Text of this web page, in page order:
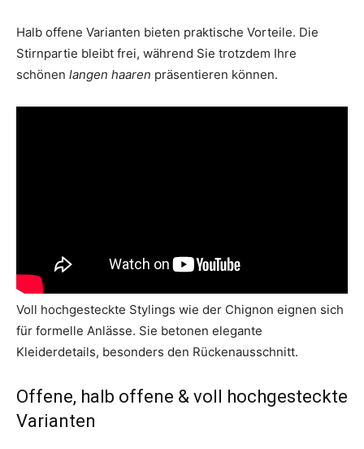
Halb offene Varianten bieten praktische Vorteile. Die
Stirnpartie bleibt frei, während Sie trotzdem Ihre
schönen langen haaren präsentieren können.
Voll hochgesteckte Stylings wie der Chignon eignen sich
für formelle Anlässe. Sie betonen elegante
Kleiderdetails, besonders den Rückenausschnitt.
Offene, halb offene & voll hochgesteckte
Varianten